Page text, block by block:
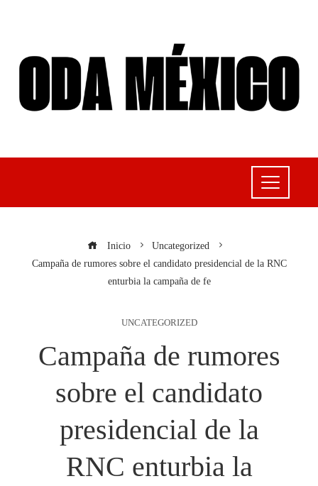
Inicio
Uncategorized
Campaña de rumores sobre el candidato presidencial de la RNC
enturbia la campaña de fe
UNCATEGORIZED
Campaña de rumores
sobre el candidato
presidencial de la
RNC enturbia la